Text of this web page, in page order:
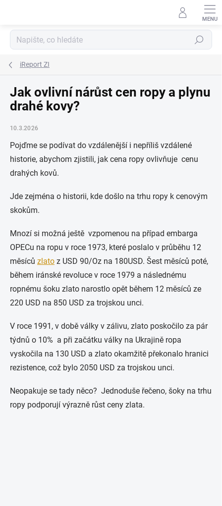
Hledat
iReport ZI
Jak ovlivní nárůst cen ropy a plynu
drahé kovy?
10.3.2026
Pojďme se podívat do vzdálenější i nepříliš vzdálené
historie, abychom zjistili, jak cena ropy ovlivňuje cenu
drahých kovů.
Jde zejména o historii, kde došlo na trhu ropy k cenovým
skokům.
Mnozí si možná ještě vzpomenou na případ embarga
OPECu na ropu v roce 1973, které poslalo v průběhu 12
měsíců zlato z USD 90/Oz na 180USD. Šest měsíců poté,
během iránské revoluce v roce 1979 a následnému
ropnému šoku zlato narostlo opět během 12 měsíců ze
220 USD na 850 USD za trojskou unci.
V roce 1991, v době války v zálivu, zlato poskočilo za pár
týdnů o 10% a při začátku války na Ukrajině ropa
vyskočila na 130 USD a zlato okamžitě překonalo hranici
rezistence, což bylo 2050 USD za trojskou unci.
Neopakuje se tady něco? Jednoduše řečeno, šoky na trhu
ropy podporují výrazně růst ceny zlata.